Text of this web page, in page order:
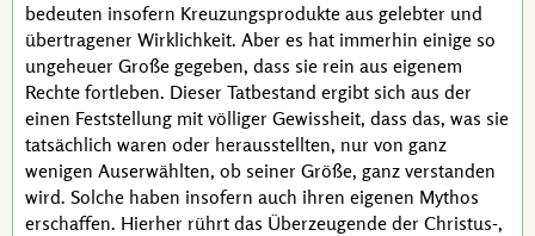
bedeuten insofern Kreuzungsprodukte aus gelebter und
übertragener Wirklichkeit. Aber es hat immerhin einige so
ungeheuer Große gegeben, dass sie rein aus eigenem
Rechte fortleben. Dieser Tatbestand ergibt sich aus der
einen Feststellung mit völliger Gewissheit, dass das, was sie
tatsächlich waren oder herausstellten, nur von ganz
wenigen Auserwählten, ob seiner Größe, ganz verstanden
wird. Solche haben insofern auch ihren eigenen Mythos
erschaffen. Hierher rührt das Überzeugende der Christus-,